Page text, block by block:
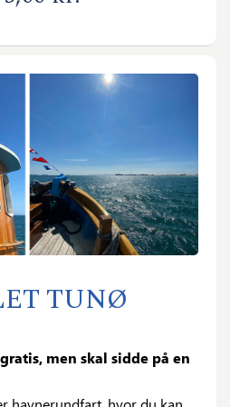
TUNØ
men skal sidde på en